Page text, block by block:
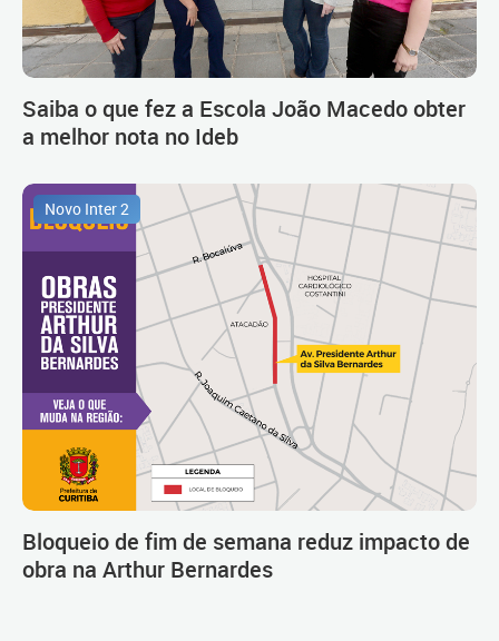
Saiba o que fez a Escola João Macedo obter
a melhor nota no Ideb
Novo Inter 2
Bloqueio de fim de semana reduz impacto de
obra na Arthur Bernardes